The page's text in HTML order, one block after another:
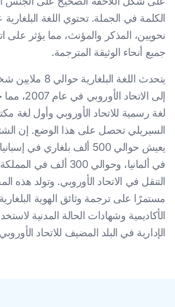
الكلمة في الجملة. تحتوي اللغة
نحويين، المذكر والمؤنث، مما يؤثر
جميع أنحاء الوثيقة المترجمة.
يتحدث اللغة
إلى الاتحاد
لغة رسمية للاتحاد الأوروبي وأول لغة
السيريلي تحصل على هذا الوضع. إن
في ألمانيا، وحوالي 300
التنقل في الاتحاد الأوروبي. وتولد هذه
مستمرًا على ترجمة وثائق الهوية
الأكاديمية وشهادات الحالة المدنية
الإدارية في البلد المضيف للاتحاد الأوروبي.